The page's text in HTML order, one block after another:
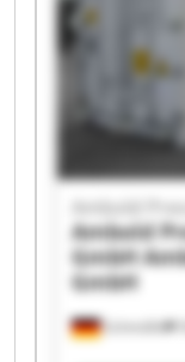
Schmölln
Ambold
Ambold
GmbH
GmbH